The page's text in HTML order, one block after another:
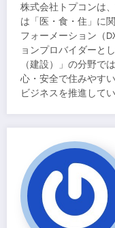
株式会社トプコンは
は「医・食・住」に
フォーメーション（
ョンプロバイダーと
（建設）」の分野で
心・安全で住みやす
ビジネスを推進してい